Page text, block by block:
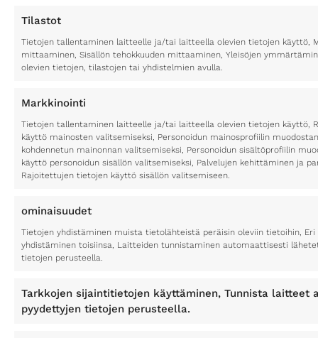
Tilastot
Tietojen tallentaminen laitteelle ja/tai laitteella olevien tietojen käyttö,
mittaaminen, Sisällön tehokkuuden mittaaminen, Yleisöjen
olevien tietojen, tilastojen tai yhdistelmien avulla.
Markkinointi
Tietojen tallentaminen laitteelle ja/tai laitteella olevien tietojen käyttö,
käyttö mainosten valitsemiseksi, Personoidun mainosprofiilin
kohdennetun mainonnan valitsemiseksi, Personoidun sisältöprofiilin
käyttö personoidun sisällön valitsemiseksi, Palvelujen kehittäminen ja
Rajoitettujen tietojen käyttö sisällön valitsemiseen.
ominaisuudet
Tietojen yhdistäminen muista tietolähteistä peräisin oleviin tietoihin,
yhdistäminen toisiinsa, Laitteiden tunnistaminen automaattisesti
tietojen perusteella.
Tarkkojen sijaintitietojen käyttäminen, Tunnista laitteet
pyydettyjen tietojen perusteella.